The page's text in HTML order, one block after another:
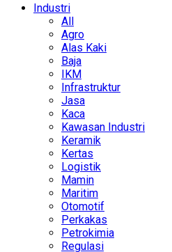
Industri
All
Agro
Alas Kaki
Baja
IKM
Infrastruktur
Jasa
Kaca
Kawasan Industri
Keramik
Kertas
Logistik
Mamin
Maritim
Otomotif
Perkakas
Petrokimia
Regulasi